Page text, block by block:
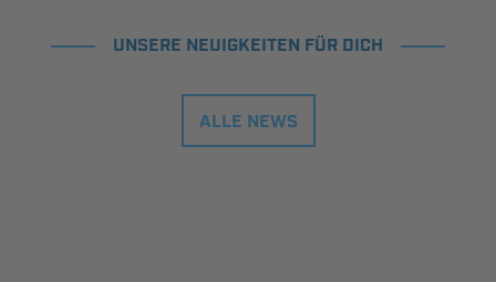
UNSERE NEUIGKEITEN FÜR DICH
ALLE NEWS